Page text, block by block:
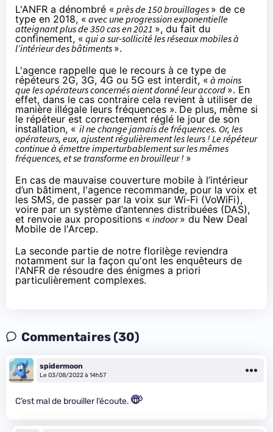
L'ANFR a dénombré « près de 150 brouillages » de ce
type en 2018, « avec une progression exponentielle
atteignant plus de 350 cas en 2021 », du fait du
confinement, « qui a sur-sollicité les réseaux mobiles à
l’intérieur des bâtiments ».
L'agence rappelle que le recours à ce type de
répéteurs 2G, 3G, 4G ou 5G est interdit, « à moins
que les opérateurs concernés aient donné leur accord ». En
effet, dans le cas contraire cela revient à utiliser de
manière illégale leurs fréquences ». De plus, même si
le répéteur est correctement réglé le jour de son
installation, « il ne change jamais de fréquences. Or, les
opérateurs, eux, ajustent régulièrement les leurs ! Le répéteur
continue à émettre imperturbablement sur les mêmes
fréquences, et se transforme en brouilleur ! »
En cas de mauvaise couverture mobile à l’intérieur
d’un bâtiment, l'agence recommande, pour la voix et
les SMS, de passer par la voix sur Wi-Fi (VoWiFi),
voire par un système d’antennes distribuées (DAS),
et renvoie aux propositions « indoor» du New Deal
Mobile de l'Arcep.
La seconde partie de notre florilège reviendra
notamment sur la façon qu'ont les enquêteurs de
l'ANFR de résoudre des énigmes a priori
particulièrement complexes.
Commentaires (30)
spidermoon
Le 03/08/2022 à 14h57
C’est mal de brouiller l’écoute.